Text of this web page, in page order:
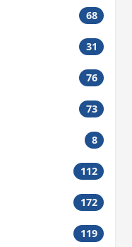
68
31
76
73
8
112
172
119